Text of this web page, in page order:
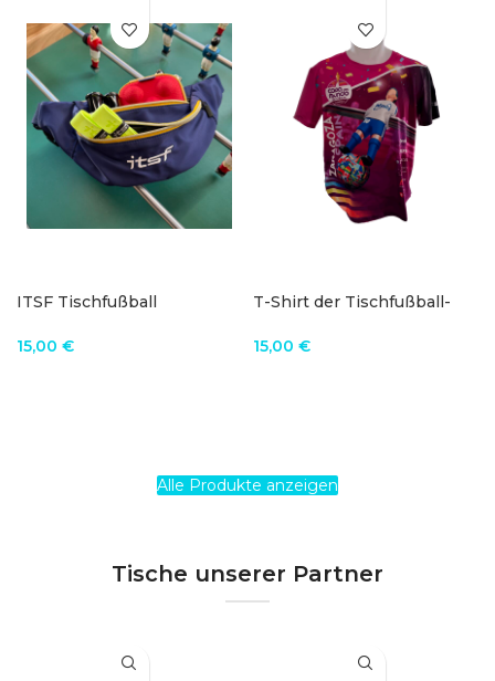
ITSF Tischfußball
15,00 €
T-Shirt der Tischfußball-
15,00 €
Alle Produkte anzeigen
Tische unserer Partner